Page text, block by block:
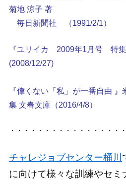
菊地 涼子 著
毎日新聞社 （1991/2/1）
『ユリイカ 2009年1月号 特
(2008/12/27)
『偉くない「私」が一番自由
集 文春文庫（2016/4/8）
・・・・・・・・・・・・・・・・
チャレジョブセンター桶川
に向けて様々な訓練やセ